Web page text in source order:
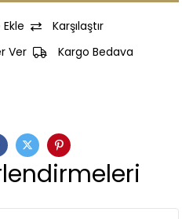
Karşılaştır
Ver
Kargo Bedava